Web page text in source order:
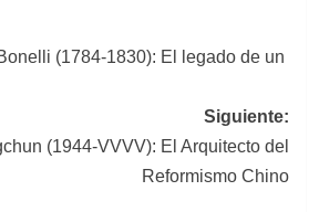
(1784-1830): El legado de un
Siguiente:
(1944-VVVV): El Arquitecto del
Reformismo Chino